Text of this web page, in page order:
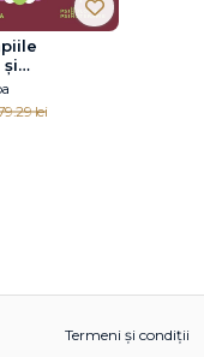
în
de
Aplicații
lei
Termeni și condiții